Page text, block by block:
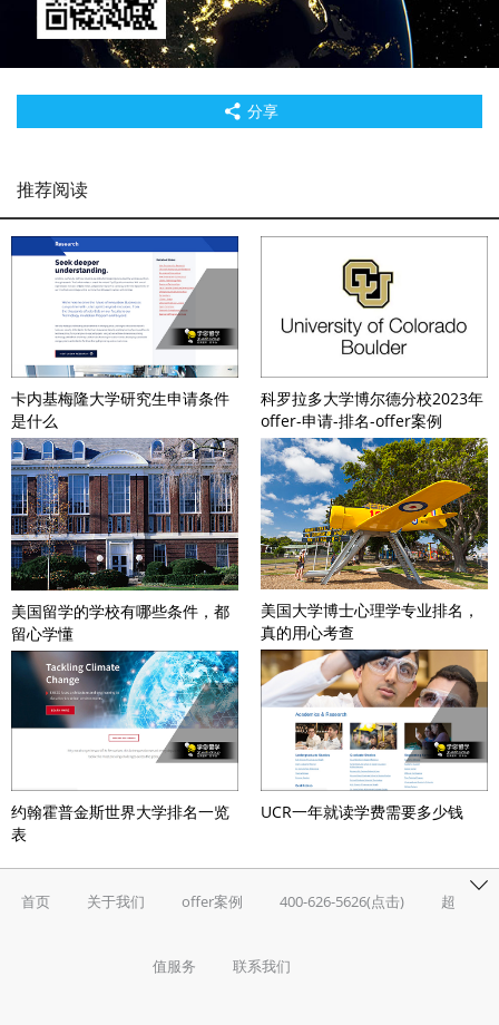
分享
推荐阅读
卡内基梅隆大学研究生申请条件
是什么
美国留学的学校有哪些条件，都
留心学懂
约翰霍普金斯世界大学排名一览
表
科罗拉多大学博尔德分校2023年
offer-申请-排名-offer案例
美国大学博士心理学专业排名，
真的用心考查
UCR一年就读学费需要多少钱
首页 关于我们 offer案例 400-626-5626(点击) 超
值服务 联系我们